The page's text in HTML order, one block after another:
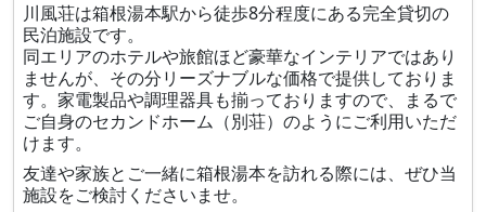
川風荘は箱根湯本駅から徒歩8分程度にある完全貸切の
民泊施設です。
同エリアのホテルや旅館ほど豪華なインテリアではあり
ませんが、その分リーズナブルな価格で提供しておりま
す。家電製品や調理器具も揃っておりますので、まるで
ご自身のセカンドホーム（別荘）のようにご利用いただ
けます。
友達や家族とご一緒に箱根湯本を訪れる際には、ぜひ当
施設をご検討くださいませ。